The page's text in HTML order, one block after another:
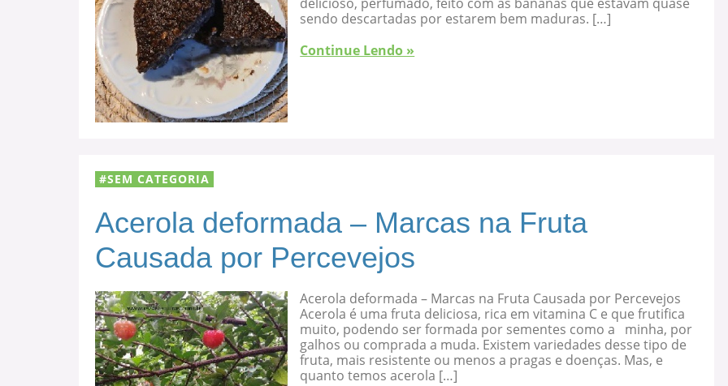
sendo descartadas por estarem bem maduras. […]
Continue Lendo »
SEM CATEGORIA
Acerola deformada – Marcas na Fruta
Causada por Percevejos
Acerola deformada – Marcas na Fruta Causada por Percevejos
Acerola é uma fruta deliciosa, rica em vitamina C e que frutifica
muito, podendo ser formada por sementes como a minha, por
galhos ou comprada a muda. Existem variedades desse tipo de
fruta, mais resistente ou menos a pragas e doenças. Mas, e
quanto temos acerola […]